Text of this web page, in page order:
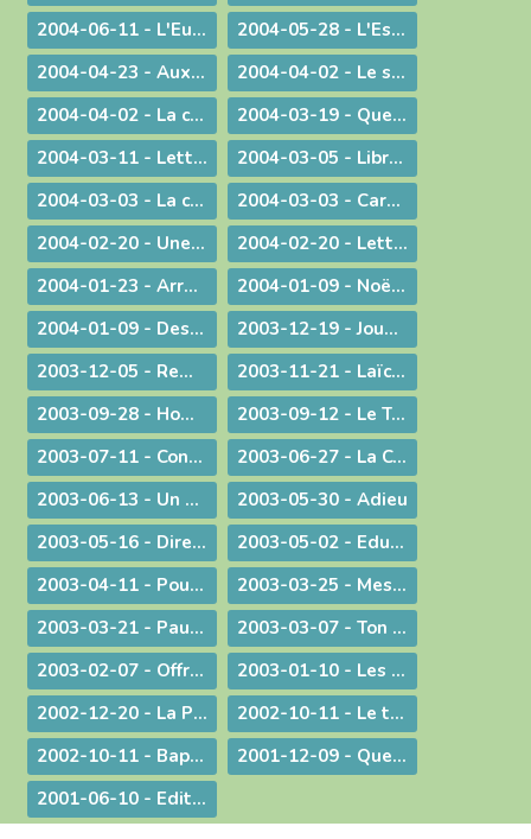
2004-06-11 - L'Eucharistie dans le réalisme de sa célébration
2004-05-28 - L'Esprit de Vérité, "que le Père enverra en mon nom"
2004-04-23 - Aux heures d'incertitude : une figure de sainteté sacerdotale
2004-04-02 - Le sérieux de l'existence humaine
2004-04-02 - La charité ne se sous-traite pas
2004-03-19 - Quel avenir pour le monde ?
2004-03-11 - Lettre au Cardinal Rouco Varela, archevêque de Madrid, après les attentats du 11 mars 2004
2004-03-05 - Libre méditation sur le récit des tentations du Christ
2004-03-03 - La conversion est possible
2004-03-03 - Carême : Lettre pastorale & Courrier aux prêtres du diocèse
2004-02-20 - Une visite pas comme les autres !
2004-02-20 - Lettre de l'évêque de Belley-Ars aux prêtres du diocèse
2004-01-23 - Arrêt sur image
2004-01-09 - Noël ! "un" Sauveur ou "LE" Sauveur
2004-01-09 - Des voeux de nouvel an tirés de l'actualité
2003-12-19 - Jouez hautbois, résonnez musettes !
2003-12-05 - Remue-ménage au parlement !
2003-11-21 - Laïcité : confiance et appréhension
2003-09-28 - Homélie de la Messe du 26° dimanche ordinaire radiodiffusée depuis l'Abbaye d'Ambronay
2003-09-12 - Le Trésor de l'Eucharistie
2003-07-11 - Continuez votre oeuvre précieuse et irremplaçable
2003-06-27 - La Constitution européenne : ultime version - Un silence plus éloquent que toutes les paroles
2003-06-13 - Un préambule contesté
2003-05-30 - Adieu
2003-05-16 - Dire merci !
2003-05-02 - Education et vocation
2003-04-11 - Pour une catéchèse pascale
2003-03-25 - Message aux communautés musulmanes et chrétiennes de Bourg-en-Bresse
2003-03-21 - Paul Couturier, apôtre de l'unité
2003-03-07 - Ton Père voit dans le secret !
2003-02-07 - Offrir ses mains et son cœur
2003-01-10 - Les bienfaits du dialogue œcuménique
2002-12-20 - La Prière à Marie : un itinéraire de contemplation, une source pour l'action
2002-10-11 - Le temps de la mission
2002-10-11 - Baptême et mariage - Dans une pastorale d'évangélisation harmoniser nos pratiques pour mieux proposer la foi
2001-12-09 - Questions d'actualité avec Mgr Bagnard
2001-06-10 - Edito : Pour qu'ils aient la vie en abondance !